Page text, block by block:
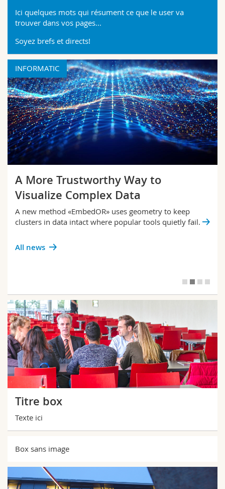
Employees
Webmail
MyUnifr
Ici quelques mots qui résument ce que le user va
trouver dans vos pages...
Soyez brefs et directs!
INFORMATIC
A More Trustworthy Way to
Visualize Complex Data
A new method «EmbedOR» uses geometry to keep
clusters in data intact where popular tools quietly fail.
All news
Titre box
Texte ici
Box sans image